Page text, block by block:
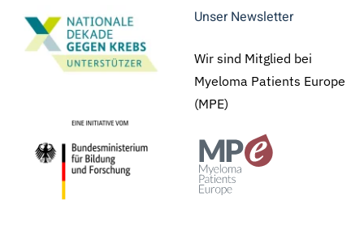
Unser Newsletter
Wir sind Mitglied bei
Myeloma Patients Europe
(MPE)